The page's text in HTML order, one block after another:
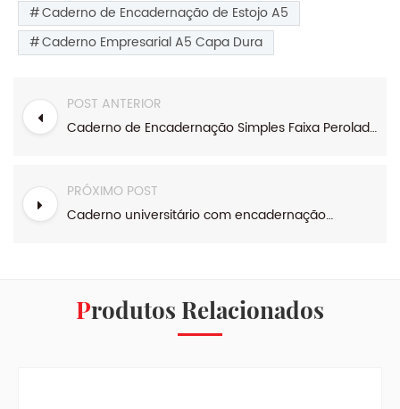
Caderno de Encadernação de Estojo A5
Caderno Empresarial A5 Capa Dura
POST ANTERIOR
Caderno de Encadernação Simples Faixa Perolada A5
PRÓXIMO POST
Caderno universitário com encadernação A4 com faixa geométrica de listras
Produtos Relacionados